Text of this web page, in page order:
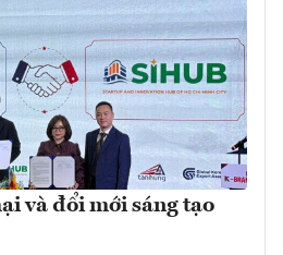
và đổi mới sáng tạo